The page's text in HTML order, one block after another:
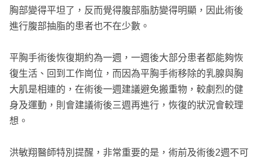
胸部變得平坦了，反而覺得腹部脂肪變得明顯，因此術後
進行腹部抽脂的患者也不在少數。
平胸手術後恢復期約為一週，一週後大部分患者都能夠恢
復生活、回到工作崗位，而因為平胸手術移除的乳腺與胸
大肌是相連的，在術後一週建議避免搬重物，較劇烈的健
身及運動，則會建議術後三週再進行，恢復的狀況會較理
想。
洪敏翔醫師特別提醒，非常重要的是，術前及術後2週不可